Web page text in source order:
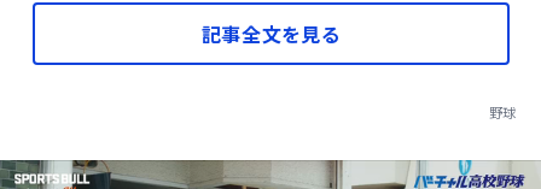
記事全文を見る
野球